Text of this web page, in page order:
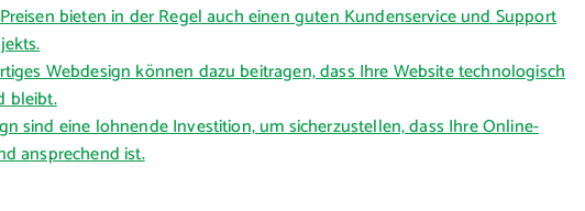
bieten in der Regel auch einen guten Kundenservice und Support
Webdesign können dazu beitragen, dass Ihre Website technologisch
bleibt.
sind eine lohnende Investition, um sicherzustellen, dass Ihre Online-
ansprechend ist.